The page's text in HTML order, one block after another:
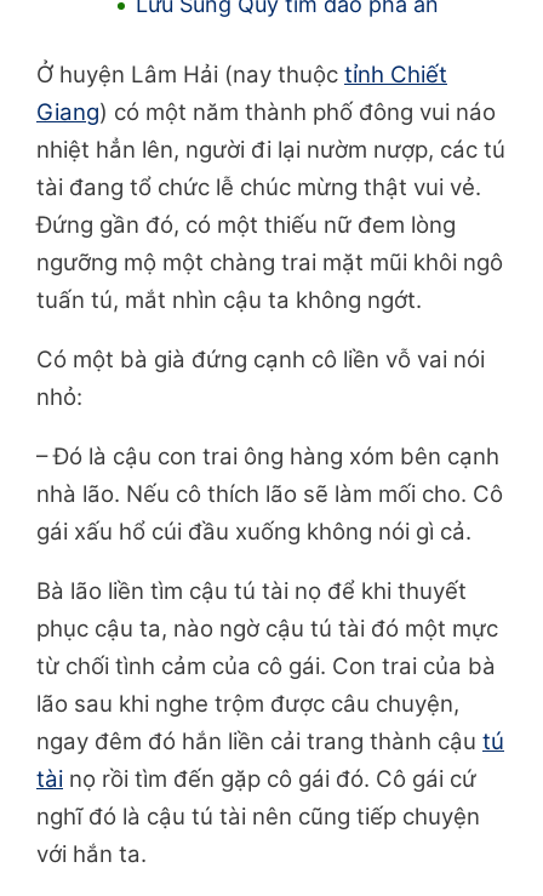
Ở huyện Lâm Hải (nay thuộc tỉnh Chiết
Giang) có một năm thành phố đông vui náo
nhiệt hẳn lên, người đi lại nườm nượp, các tú
tài đang tổ chức lễ chúc mừng thật vui vẻ.
Đứng gần đó, có một thiếu nữ đem lòng
ngưỡng mộ một chàng trai mặt mũi khôi ngô
tuấn tú, mắt nhìn cậu ta không ngớt.
Có một bà già đứng cạnh cô liền vỗ vai nói
nhỏ:
– Đó là cậu con trai ông hàng xóm bên cạnh
nhà lão. Nếu cô thích lão sẽ làm mối cho. Cô
gái xấu hổ cúi đầu xuống không nói gì cả.
Bà lão liền tìm cậu tú tài nọ để khi thuyết
phục cậu ta, nào ngờ cậu tú tài đó một mực
từ chối tình cảm của cô gái. Con trai của bà
lão sau khi nghe trộm được câu chuyện,
ngay đêm đó hắn liền cải trang thành cậu tú
tài nọ rồi tìm đến gặp cô gái đó. Cô gái cứ
nghĩ đó là cậu tú tài nên cũng tiếp chuyện
với hắn ta.